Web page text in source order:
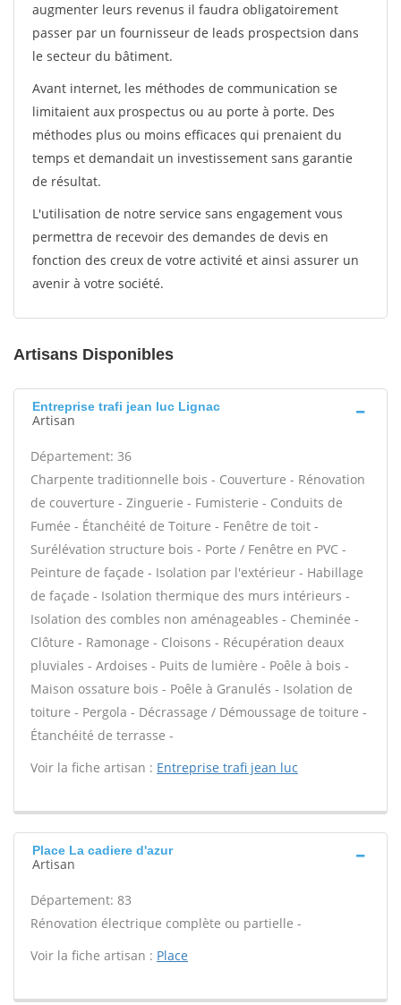
augmenter leurs revenus il faudra obligatoirement
passer par un fournisseur de leads prospectsion dans
le secteur du bâtiment.
Avant internet, les méthodes de communication se
limitaient aux prospectus ou au porte à porte. Des
méthodes plus ou moins efficaces qui prenaient du
temps et demandait un investissement sans garantie
de résultat.
L'utilisation de notre service sans engagement vous
permettra de recevoir des demandes de devis en
fonction des creux de votre activité et ainsi assurer un
avenir à votre société.
Artisans Disponibles
Entreprise trafi jean luc Lignac
Artisan
Département: 36
Charpente traditionnelle bois - Couverture - Rénovation
de couverture - Zinguerie - Fumisterie - Conduits de
Fumée - Étanchéité de Toiture - Fenêtre de toit -
Surélévation structure bois - Porte / Fenêtre en PVC -
Peinture de façade - Isolation par l'extérieur - Habillage
de façade - Isolation thermique des murs intérieurs -
Isolation des combles non aménageables - Cheminée -
Clôture - Ramonage - Cloisons - Récupération deaux
pluviales - Ardoises - Puits de lumière - Poêle à bois -
Maison ossature bois - Poêle à Granulés - Isolation de
toiture - Pergola - Décrassage / Démoussage de toiture -
Étanchéité de terrasse -
Voir la fiche artisan : Entreprise trafi jean luc
Place La cadiere d'azur
Artisan
Département: 83
Rénovation électrique complète ou partielle -
Voir la fiche artisan : Place